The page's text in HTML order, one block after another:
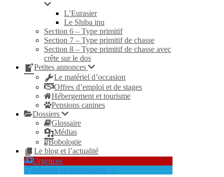
L’Eurasier
Le Shiba inu
Section 6 – Type primitif
Section 7 – Type primitif de chasse
Section 8 – Type primitif de chasse avec
crête sur le dos
Petites annonces
Le matériel d’occasion
Offres d’emploi et de stages
Hébergement et tourisme
Pensions canines
Dossiers
Glossaire
Médias
Bobologie
Le blog et l’actualité
Urgences
Adoptez un compagnon !!!